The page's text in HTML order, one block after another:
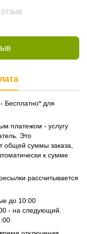
Бесплатно* для
платежом - услугу
Это
общей суммы заказа,
к сумме
рассчитывается
до 10:00
- на следующий.